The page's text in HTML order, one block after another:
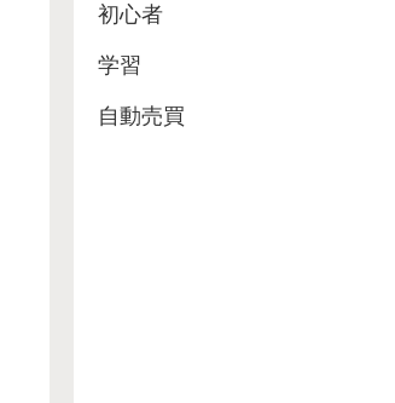
初心者
学習
自動売買